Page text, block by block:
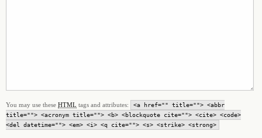
You may use these HTML tags and attributes:
<a href="" title=""> <abbr
title=""> <acronym title=""> <b> <blockquote cite=""> <cite> <code>
<del datetime=""> <em> <i> <q cite=""> <s> <strike> <strong>